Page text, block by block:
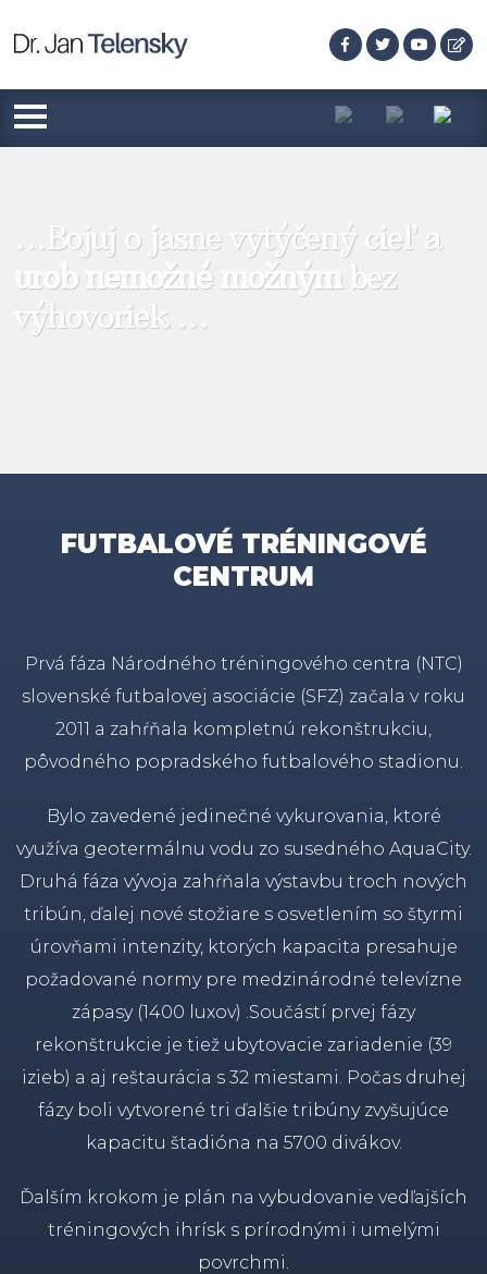
…Bojuj o jasne vytýčený cieľ a
urob nemožné možnýmbez
výhovoriek …
FUTBALOVÉ TRÉNINGOVÉ
CENTRUM
Prvá fáza Národného tréningového centra (NTC)
slovenské futbalovej asociácie (SFZ) začala v roku
2011 a zahŕňala kompletnú rekonštrukciu,
pôvodného popradského futbalového stadionu.
Bylo zavedené jedinečné vykurovania, ktoré
využíva geotermálnu vodu zo susedného AquaCity.
Druhá fáza vývoja zahŕňala výstavbu troch nových
tribún, ďalej nové stožiare s osvetlením so štyrmi
úrovňami intenzity, ktorých kapacita presahuje
požadované normy pre medzinárodné televízne
zápasy (1400 luxov) .Součástí prvej fázy
rekonštrukcie je tiež ubytovacie zariadenie (39
izieb) a aj reštaurácia s 32 miestami. Počas druhej
fázy boli vytvorené tri ďalšie tribúny zvyšujúce
kapacitu štadióna na 5700 divákov.
Ďalším krokom je plán na vybudovanie vedľajších
tréningových ihrísk s prírodnými i umelými
povrchmi.